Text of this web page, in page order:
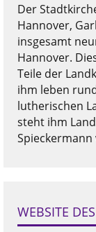
Der
Hannover,
insgesamt
Hannover.
Teile der
ihm leben
lutherischen
steht ihm
Spieckermann
WEBSITE